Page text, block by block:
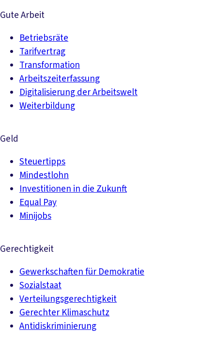
Gute Arbeit
Betriebsräte
Tarifvertrag
Transformation
Arbeitszeiterfassung
Digitalisierung der Arbeitswelt
Weiterbildung
Geld
Steuertipps
Mindestlohn
Investitionen in die Zukunft
Equal Pay
Minijobs
Gerechtigkeit
Gewerkschaften für Demokratie
Sozialstaat
Verteilungsgerechtigkeit
Gerechter Klimaschutz
Antidiskriminierung